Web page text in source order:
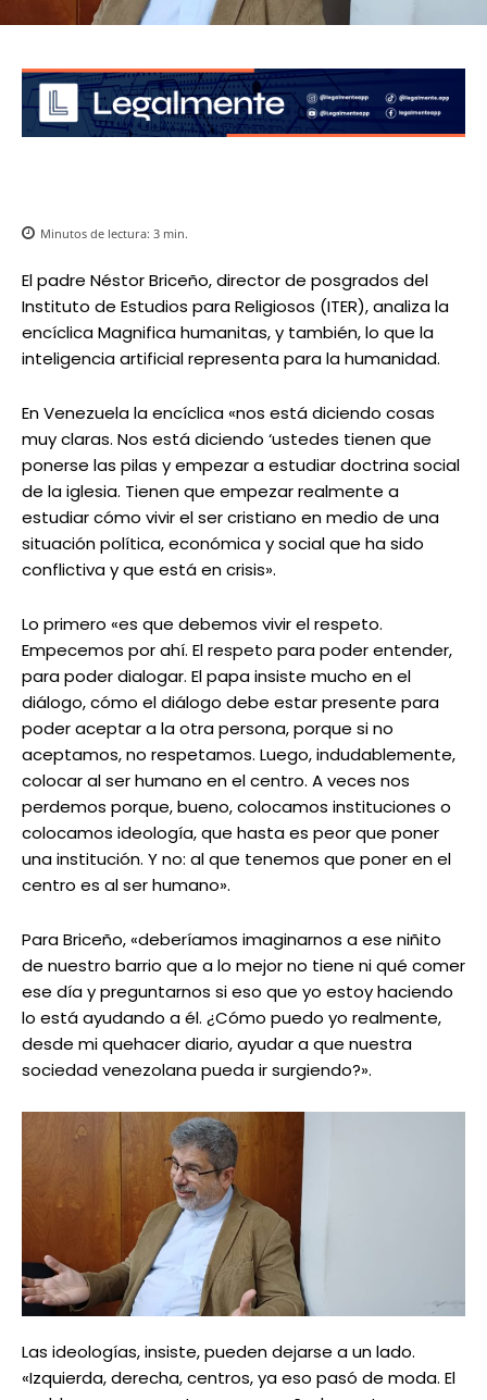
Minutos de lectura: 3 min.
El padre Néstor Briceño, director de posgrados del
Instituto de Estudios para Religiosos (ITER), analiza la
encíclica Magnifica humanitas, y también, lo que la
inteligencia artificial representa para la humanidad.
En Venezuela la encíclica «nos está diciendo cosas
muy claras. Nos está diciendo ‘ustedes tienen que
ponerse las pilas y empezar a estudiar doctrina social
de la iglesia. Tienen que empezar realmente a
estudiar cómo vivir el ser cristiano en medio de una
situación política, económica y social que ha sido
conflictiva y que está en crisis».
Lo primero «es que debemos vivir el respeto.
Empecemos por ahí. El respeto para poder entender,
para poder dialogar. El papa insiste mucho en el
diálogo, cómo el diálogo debe estar presente para
poder aceptar a la otra persona, porque si no
aceptamos, no respetamos. Luego, indudablemente,
colocar al ser humano en el centro. A veces nos
perdemos porque, bueno, colocamos instituciones o
colocamos ideología, que hasta es peor que poner
una institución. Y no: al que tenemos que poner en el
centro es al ser humano».
Para Briceño, «deberíamos imaginarnos a ese niñito
de nuestro barrio que a lo mejor no tiene ni qué comer
ese día y preguntarnos si eso que yo estoy haciendo
lo está ayudando a él. ¿Cómo puedo yo realmente,
desde mi quehacer diario, ayudar a que nuestra
sociedad venezolana pueda ir surgiendo?».
Las ideologías, insiste, pueden dejarse a un lado.
«Izquierda, derecha, centros, ya eso pasó de moda. El